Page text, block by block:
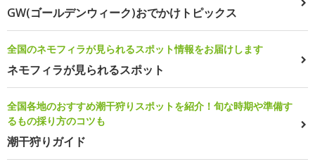
GW(ゴールデンウィーク)おでかけトピックス
全国のネモフィラが見られるスポット情報をお届けします
ネモフィラが見られるスポット
全国各地のおすすめ潮干狩りスポットを紹介！旬な時期や準備す
るもの採り方のコツも
潮干狩りガイド